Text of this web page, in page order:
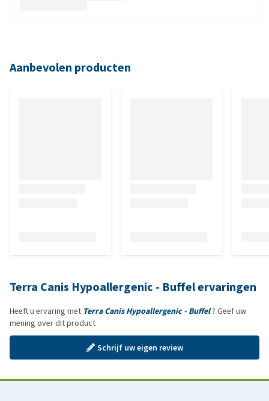
Aanbevolen producten
Terra Canis Hypoallergenic - Buffel ervaringen
Heeft u ervaring met Terra Canis Hypoallergenic - Buffel? Geef uw
mening over dit product
Schrijf uw eigen review